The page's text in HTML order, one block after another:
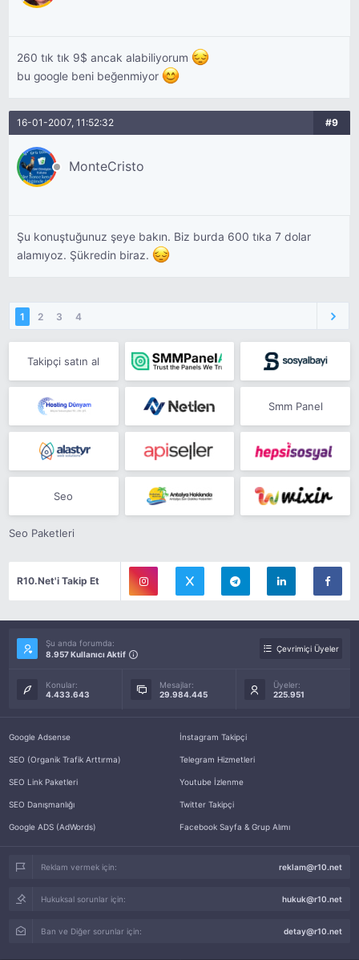
260 tık tık 9$ ancak alabiliyorum
bu google beni beğenmiyor
16-01-2007, 11:52:32 #9
MonteCristo
Şu konuştuğunuz şeye bakın. Biz burda 600 tıka 7 dolar
alamıyoz. Şükredin biraz.
1 2 3 4
Takipçi satın al
Smm Panel
Seo
Seo Paketleri
R10.Net'i Takip Et
Şu anda forumda:
8.957 Kullanıcı Aktif
Çevrimiçi Üyeler
Konular:
4.433.643
Mesajlar:
29.984.445
Üyeler:
225.951
Google Adsense
SEO (Organik Trafik Arttırma)
SEO Link Paketleri
SEO Danışmanlığı
Google ADS (AdWords)
İnstagram Takipçi
Telegram Hizmetleri
Youtube İzlenme
Twitter Takipçi
Facebook Sayfa & Grup Alımı
Reklam vermek için: reklam@r10.net
Hukuksal sorunlar için: hukuk@r10.net
Ban ve Diğer sorunlar için: detay@r10.net